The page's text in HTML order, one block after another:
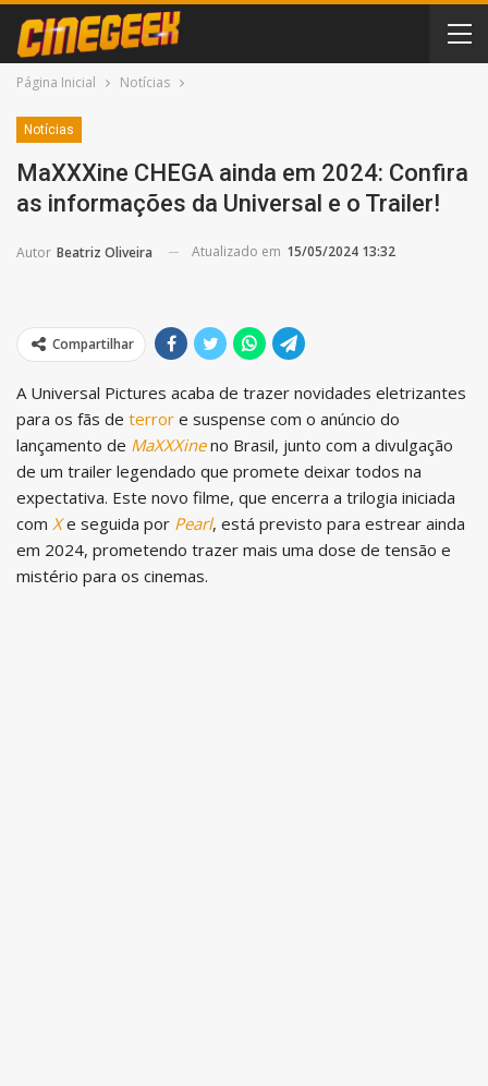
Página Inicial Notícias
Notícias
MaXXXine CHEGA ainda em 2024: Confira
as informações da Universal e o Trailer!
Autor Beatriz Oliveira Atualizado em 15/05/2024 13:32
Compartilhar
A Universal Pictures acaba de trazer novidades eletrizantes
para os fãs de terror e suspense com o anúncio do
lançamento de MaXXXineno Brasil, junto com a divulgação
de um trailer legendado que promete deixar todos na
expectativa. Este novo filme, que encerra a trilogia iniciada
com Xe seguida por Pearl, está previsto para estrear ainda
em 2024, prometendo trazer mais uma dose de tensão e
mistério para os cinemas.